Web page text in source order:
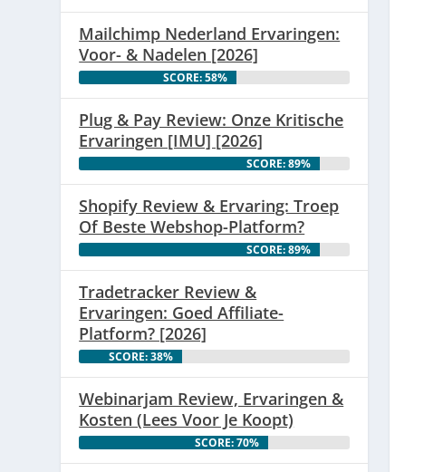
Mailchimp Nederland Ervaringen:
Voor- & Nadelen [2026]
SCORE: 58%
Plug & Pay Review: Onze Kritische
Ervaringen [IMU] [2026]
SCORE: 89%
Shopify Review & Ervaring: Troep
Of Beste Webshop-Platform?
SCORE: 89%
Tradetracker Review &
Ervaringen: Goed Affiliate-
Platform? [2026]
SCORE: 38%
Webinarjam Review, Ervaringen &
Kosten (Lees Voor Je Koopt)
SCORE: 70%